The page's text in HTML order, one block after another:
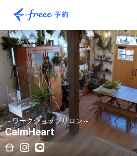
～ワークショップサロン～
CalmHeart